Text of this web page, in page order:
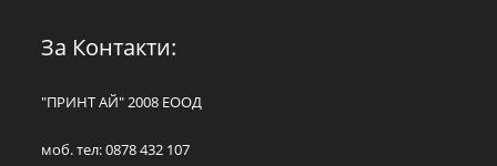
За Контакти:
"ПРИНТ АЙ" 2008 ЕООД
моб. тел: 0878 432 107